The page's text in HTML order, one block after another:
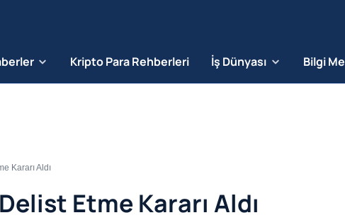
Kripto Para Rehberleri İş Dünyası Bilgi
Kararı Aldı
Etme Kararı Aldı